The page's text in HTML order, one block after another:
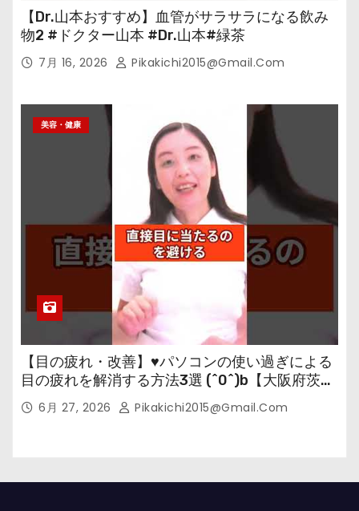
【Dr.山本おすすめ】血管がサラサラになる飲み
物2 #ドクター山本 #Dr.山本#緑茶
7月 16, 2026 Pikakichi2015@gmail.com
美容・健康
【目の疲れ・改善】♥パソコンの使い過ぎによる
目の疲れを解消する方法3選 (^0^)b【大阪府茨木
市の女性・美容鍼灸・整体師が教えます。】
6月 27, 2026 Pikakichi2015@gmail.com